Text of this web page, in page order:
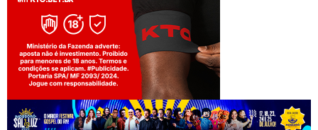
Jogue com responsabilidade. 18+